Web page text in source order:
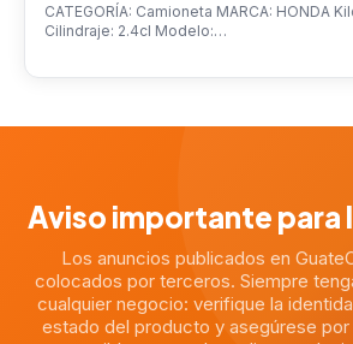
CATEGORÍA: Camioneta MARCA: HONDA
Cilindraje: 2.4cl Modelo:…
Aviso importante para
Los anuncios publicados en
colocados por terceros. Siempre
cualquier negocio: verifique la
estado del producto y asegúrese